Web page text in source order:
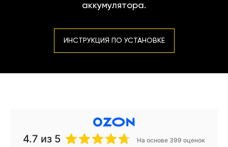
аккумулятора.
ИНСТРУКЦИЯ ПО УСТАНОВКЕ
4.7 из 5 На основе 399 оценок